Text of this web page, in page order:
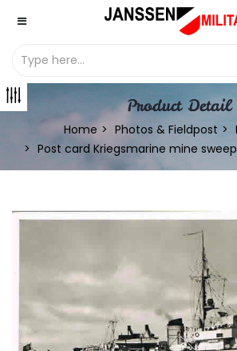
Product Detail
Home Photos & Fieldpost
Post card Kriegsmarine mine